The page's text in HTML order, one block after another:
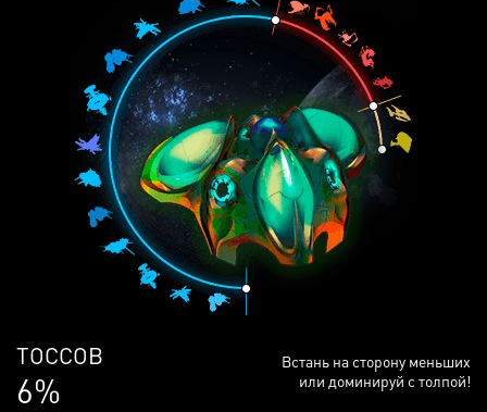
ЛЮДЕЙ
68%
Встань на сторону меньших
или доминируй с толпой!